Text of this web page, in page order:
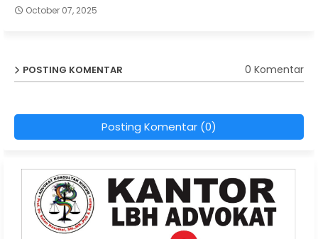
October 07, 2025
POSTING KOMENTAR 0 Komentar
Posting Komentar (0)